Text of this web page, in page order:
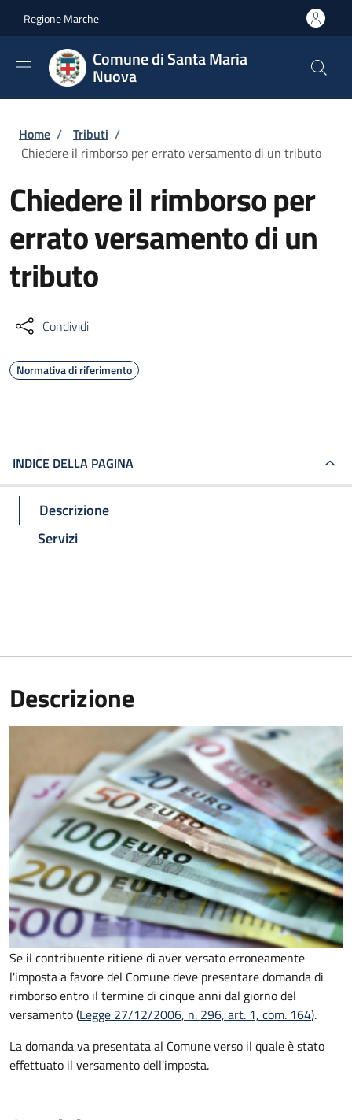
Regione Marche
Comune di Santa Maria
Nuova
Briciole di pane
Home / Tributi /
Chiedere il rimborso per errato versamento di un tributo
Chiedere il rimborso per
errato versamento di un
tributo
Condividi
Normativa di riferimento
INDICE DELLA PAGINA
Descrizione
Servizi
Descrizione
Se il contribuente ritiene di aver versato erroneamente
l'imposta a favore del Comune deve presentare domanda di
rimborso entro il termine di cinque anni dal giorno del
versamento (Legge 27/12/2006, n. 296, art. 1, com. 164).
La domanda va presentata al Comune verso il quale è stato
effettuato il versamento dell'imposta.